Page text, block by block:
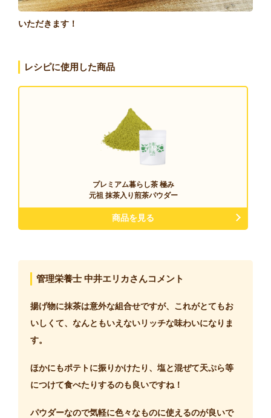
いただきます！
レシピに使用した商品
プレミアム暮らし茶 極み
元祖 抹茶入り煎茶パウダー
商品を見る
管理栄養士 中井エリカさんコメント
揚げ物に抹茶は意外な組合せですが、これがとてもお
いしくて、なんともいえないリッチな味わいになりま
す。
ほかにもポテトに振りかけたり、塩と混ぜて天ぷら等
につけて食べたりするのも良いですね！
パウダーなので気軽に色々なものに使えるのが良いで